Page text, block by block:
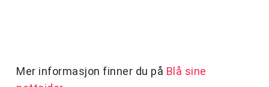
Mer informasjon finner du på Blå sine